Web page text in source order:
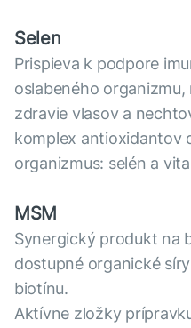
Selen
Prispieva k podpore
oslabeného
zdravie vlasov a
komplex antioxidantov
organizmus: selén a
MSM
Synergický produkt na
dostupné organické
biotínu.
Aktívne zložky